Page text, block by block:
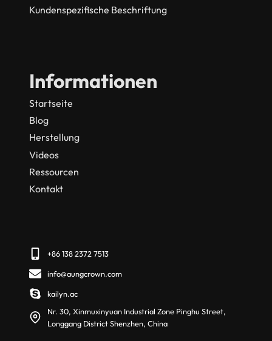
Kundenspezifische Beschriftung
Informationen
Startseite
Blog
Herstellung
Videos
Ressourcen
Kontakt
+86 138 2372 7513
info@aungcrown.com
kailyn.ac
Nr. 30, Xinmuxinyuan Industrial Zone Pinghu Street,
Longgang District Shenzhen, China